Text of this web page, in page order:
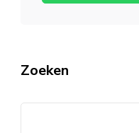
Zoeken